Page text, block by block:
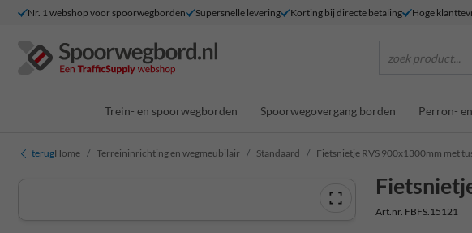
Nr. 1 webshop voor spoorwegborden Supersnelle levering Korting bij directe betaling Hoge
zoek product...
Trein- en spoorwegborden Spoorwegovergang borden Perron-
terugHome Terreininrichting en wegmeubilair Standaard Fietsnietje RVS 900x1300mm met
Art.nr. FBFS.15121